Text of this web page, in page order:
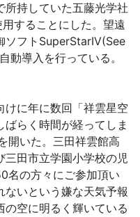
所持していた五藤光学社
することにした。望遠
ソフトSuperStarIV(See
動導入を行っている。
に年に数回「祥雲星空
らく時間が経ってしま
開いた。三田祥雲館高
三田市立学園小学校の児
名の方々にご参加頂い
いという嫌な天気予報
空に明るく輝いている